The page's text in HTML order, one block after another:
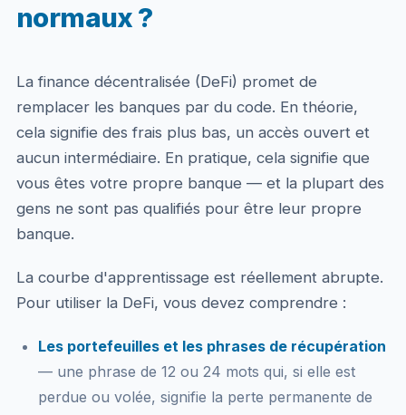
normaux ?
La finance décentralisée (DeFi) promet de
remplacer les banques par du code. En théorie,
cela signifie des frais plus bas, un accès ouvert et
aucun intermédiaire. En pratique, cela signifie que
vous êtes votre propre banque — et la plupart des
gens ne sont pas qualifiés pour être leur propre
banque.
La courbe d'apprentissage est réellement abrupte.
Pour utiliser la DeFi, vous devez comprendre :
Les portefeuilles et les phrases de récupération
— une phrase de 12 ou 24 mots qui, si elle est
perdue ou volée, signifie la perte permanente de